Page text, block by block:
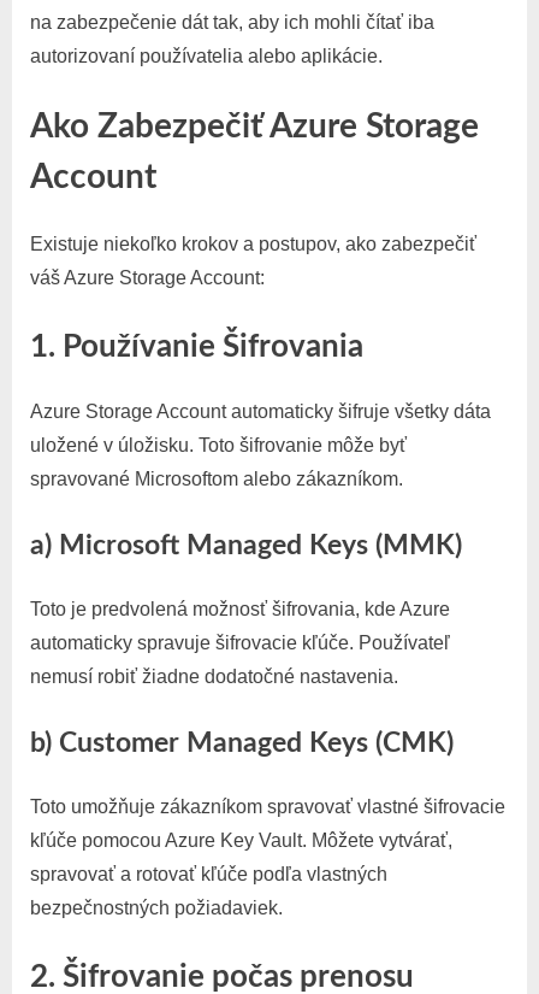
na zabezpečenie dát tak, aby ich mohli čítať iba
autorizovaní používatelia alebo aplikácie.
Ako Zabezpečiť Azure Storage
Account
Existuje niekoľko krokov a postupov, ako zabezpečiť
váš Azure Storage Account:
1. Používanie Šifrovania
Azure Storage Account automaticky šifruje všetky dáta
uložené v úložisku. Toto šifrovanie môže byť
spravované Microsoftom alebo zákazníkom.
a) Microsoft Managed Keys (MMK)
Toto je predvolená možnosť šifrovania, kde Azure
automaticky spravuje šifrovacie kľúče. Používateľ
nemusí robiť žiadne dodatočné nastavenia.
b) Customer Managed Keys (CMK)
Toto umožňuje zákazníkom spravovať vlastné šifrovacie
kľúče pomocou Azure Key Vault. Môžete vytvárať,
spravovať a rotovať kľúče podľa vlastných
bezpečnostných požiadaviek.
2. Šifrovanie počas prenosu